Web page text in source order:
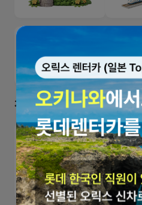
KTX+렌터카 월렌트 기사
장기렌터카 더 싸니까, 편하니